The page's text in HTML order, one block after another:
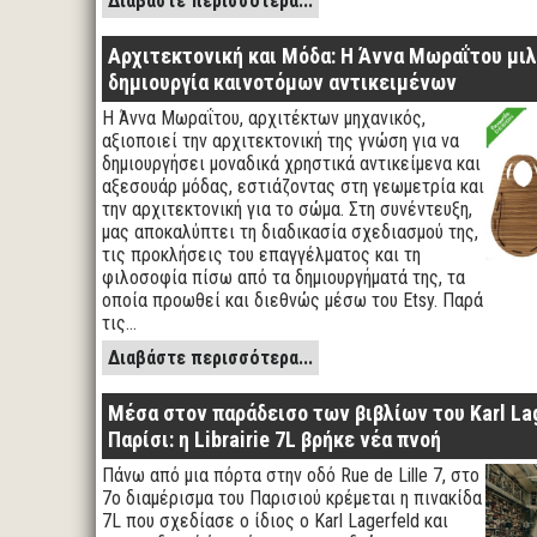
Αρχιτεκτονική και Μόδα: Η Άννα Μωραΐτου
δημιουργία καινοτόμων αντικειμένων
Η Άννα Μωραΐτου, αρχιτέκτων μηχανικός,
αξιοποιεί την αρχιτεκτονική της γνώση για να
δημιουργήσει μοναδικά χρηστικά αντικείμενα και
αξεσουάρ μόδας, εστιάζοντας στη γεωμετρία και
την αρχιτεκτονική για το σώμα. Στη συνέντευξη,
μας αποκαλύπτει τη διαδικασία σχεδιασμού της,
τις προκλήσεις του επαγγέλματος και τη
φιλοσοφία πίσω από τα δημιουργήματά της, τα
οποία προωθεί και διεθνώς μέσω του Etsy. Παρά
τις…
Διαβάστε περισσότερα...
Μέσα στον παράδεισο των βιβλίων του Karl
Παρίσι: η Librairie 7L βρήκε νέα πνοή
Πάνω από μια πόρτα στην οδό Rue de Lille 7, στο
7ο διαμέρισμα του Παρισιού κρέμεται η πινακίδα
7L που σχεδίασε ο ίδιος ο Karl Lagerfeld και